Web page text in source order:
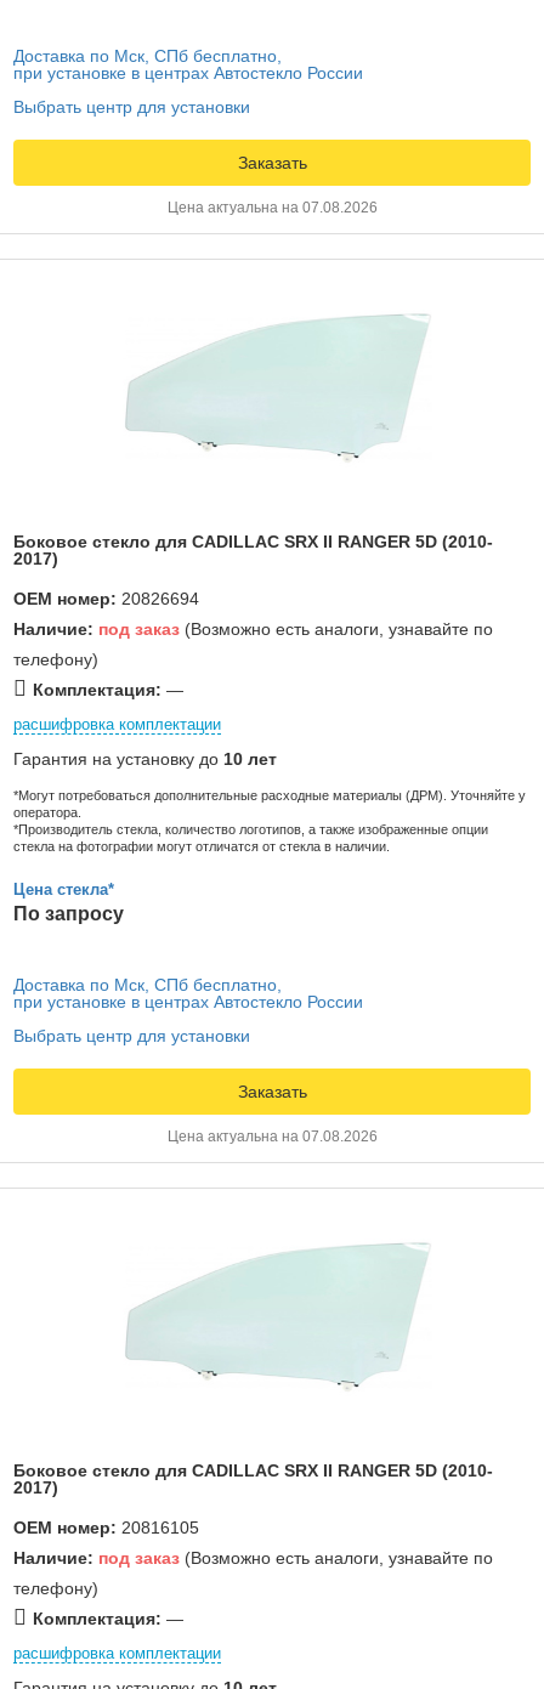
Доставка по Мск, СПб бесплатно,
при установке в центрах Автостекло России
Выбрать центр для установки
Заказать
Цена актуальна на 07.08.2026
Боковое стекло для CADILLAC SRX II RANGER 5D (2010-
2017)
OEM номер: 20826694
Наличие: под заказ (Возможно есть аналоги, узнавайте по
телефону)
Комплектация: —
расшифровка комплектации
Гарантия на установку до 10 лет
*Могут потребоваться дополнительные расходные материалы (ДРМ). Уточняйте у
оператора.
*Производитель стекла, количество логотипов, а также изображенные опции
стекла на фотографии могут отличатся от стекла в наличии.
Цена стекла*
По запросу
Доставка по Мск, СПб бесплатно,
при установке в центрах Автостекло России
Выбрать центр для установки
Заказать
Цена актуальна на 07.08.2026
Боковое стекло для CADILLAC SRX II RANGER 5D (2010-
2017)
OEM номер: 20816105
Наличие: под заказ (Возможно есть аналоги, узнавайте по
телефону)
Комплектация: —
расшифровка комплектации